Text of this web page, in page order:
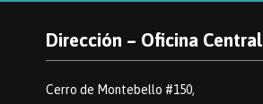
Dirección – Oficina Central
Cerro de Montebello #150,